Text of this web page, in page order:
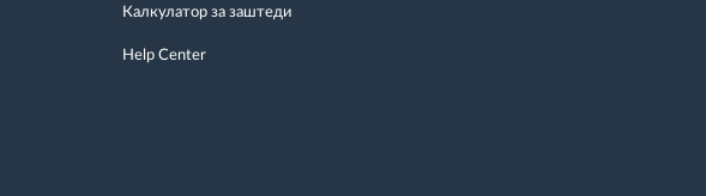
Калкулатор за заштеди
Help Center